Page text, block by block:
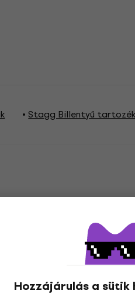
Hozzájárulás a sütik
Stagg Billentyű